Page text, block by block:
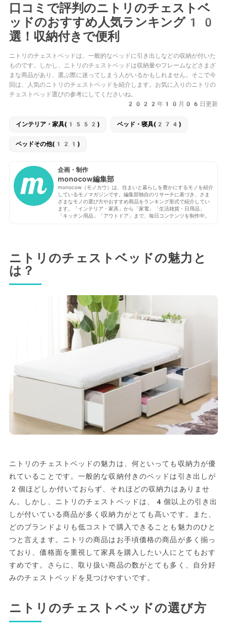
口コミで評判のニトリのチェストベ
ッドのおすすめ人気ランキング10
選！収納付きで便利
ニトリのチェストベッドは、一般的なベッドに引き出しなどの収納が付いた
ものです。しかし、ニトリのチェストベッドは収納量やフレームなどさまざ
まな商品があり、選ぶ際に迷ってしまう人がいるかもしれません。そこで今
回は、人気のニトリのチェストベッドを紹介します。お気に入りのニトリの
チェストベッド選びの参考にしてくださいね。
2022年10月06日更新
インテリア・家具(1552) ベッド・寝具(274)
ベッドその他(121)
企画・制作
monocow編集部
monocow（モノカウ）は、住まいと暮らしを豊かにするモノを紹介
しているモノマガジンです。編集部独自のリサーチに基づき、さま
ざまなモノの選び方やおすすめ商品をランキング形式で紹介してい
ます。「インテリア・家具」から「家電」「生活雑貨・日用品」
「キッチン用品」「アウトドア」まで、毎日コンテンツを制作中。
ニトリのチェストベッドの魅力と
は？
ニトリのチェストベッドの魅力は、何といっても収納力が優
れていることです。一般的な収納付きのベッドは引き出しが
2個ほどしか付いておらず、それほどの収納力はありませ
ん。しかし、ニトリのチェストベッドは、4個以上の引き出
しが付いている商品が多く収納力がとても高いです。また、
どのブランドよりも低コストで購入できることも魅力のひと
つと言えます。ニトリの商品はお手頃価格の商品が多く揃っ
ており、価格面を重視して家具を購入したい人にとてもおす
すめです。さらに、取り扱い商品の数がとても多く、自分好
みのチェストベッドを見つけやすいです。
ニトリのチェストベッドの選び方